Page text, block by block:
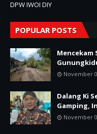
DPW IWOI DIY
POPULAR POSTS
Mencekam
November
Dalang Ki
Gamping,
November